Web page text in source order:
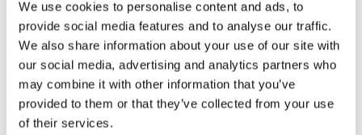
We use cookies to personalise content and ads, to
provide social media features and to analyse our traffic.
We also share information about your use of our site with
our social media, advertising and analytics partners who
may combine it with other information that you’ve
provided to them or that they’ve collected from your use
of their services.
extremt höga ljudnivåer med kraftfulla midbasar. Med en
imponerande effekt på hela 2x500W RMS vid 14.4V och en
1-ohms belastning, har du möjligheten att driva upp till 8 st
4-ohms midbasar på en och samma gång. Detta innebär att
du kan uppnå enastående ljudkvalitet och fyllig bas som får
varje lyssningsupplevelse att sticka ut.